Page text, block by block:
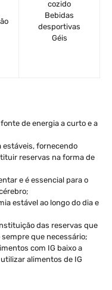
cozido
Bebidas
desportivas
Géis
de energia a curto e a
estáveis, fornecendo
reservas na forma de
e é essencial para o
estável ao longo do dia e
das reservas que
que necessário;
com IG baixo a
alimentos de IG